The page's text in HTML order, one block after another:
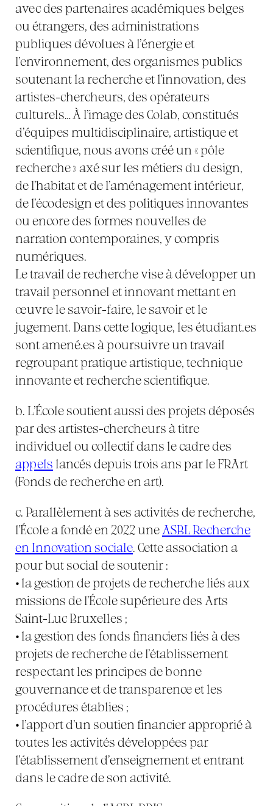
avec des partenaires académiques belges
ou étrangers, des administrations
publiques dévolues à l’énergie et
l’environnement, des organismes publics
soutenant la recherche et l’innovation, des
artistes-chercheurs, des opérateurs
culturels… À l’image des Colab, constitués
d’équipes multidisciplinaire, artistique et
scientifique, nous avons créé un « pôle
recherche » axé sur les métiers du design,
de l’habitat et de l’aménagement intérieur,
de l’écodesign et des politiques innovantes
ou encore des formes nouvelles de
narration contemporaines, y compris
numériques.
Le travail de recherche vise à développer un
travail personnel et innovant mettant en
œuvre le savoir-faire, le savoir et le
jugement. Dans cette logique, les étudiant.es
sont amené.es à poursuivre un travail
regroupant pratique artistique, technique
innovante et recherche scientifique.
b. L’École soutient aussi des projets déposés
par des artistes-chercheurs à titre
individuel ou collectif dans le cadre des
appels lancés depuis trois ans par le FRArt
(Fonds de recherche en art).
c. Parallèlement à ses activités de recherche,
l’École a fondé en 2022 une ASBL Recherche
en Innovation sociale. Cette association a
pour but social de soutenir :
• la gestion de projets de recherche liés aux
missions de l’École supérieure des Arts
Saint-Luc Bruxelles ;
• la gestion des fonds financiers liés à des
projets de recherche de l’établissement
respectant les principes de bonne
gouvernance et de transparence et les
procédures établies ;
• l’apport d’un soutien financier approprié à
toutes les activités développées par
l’établissement d’enseignement et entrant
dans le cadre de son activité.